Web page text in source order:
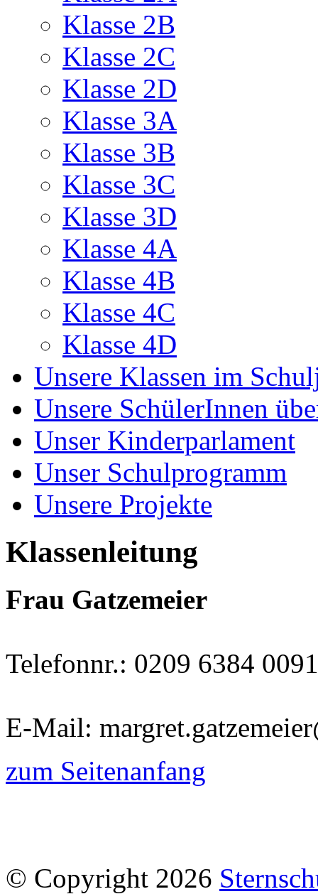
Klasse 2B
Klasse 2C
Klasse 2D
Klasse 3A
Klasse 3B
Klasse 3C
Klasse 3D
Klasse 4A
Klasse 4B
Klasse 4C
Klasse 4D
Unsere Klassen im
Unsere SchülerInnen
Unser Kinderparlament
Unser Schulprogramm
Unsere Projekte
Klassenleitung
Frau Gatzemeier
Telefonnr.: 0209 6384
E-Mail:
zum Seitenanfang
© Copyright 2026